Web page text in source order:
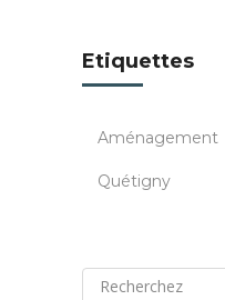
Etiquettes
Aménagement
Quétigny